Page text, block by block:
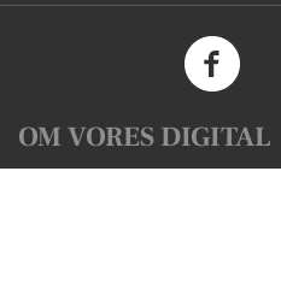
OM VORES DIGITAL